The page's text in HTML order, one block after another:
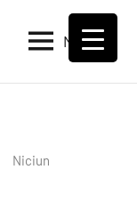
Meniu
Niciun